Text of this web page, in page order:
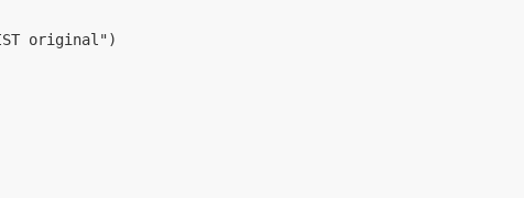
original")